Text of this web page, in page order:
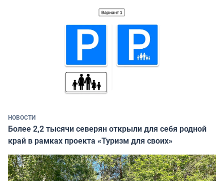
НОВОСТИ
Более 2,2 тысячи северян открыли для себя родной
край в рамках проекта «Туризм для своих»